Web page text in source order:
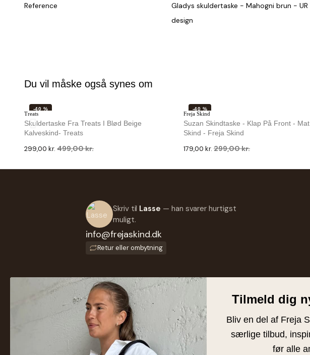
Reference
Gladys skuldertaske - Mahogni brun - UR
design
Du vil måske også synes om
Treats
Skuldertaske Fra Treats I Blød Beige
Kalveskind- Treats
299,00 kr. 499,00 kr.
-40 %
Freja Skind
Suzan Skindtaske - Klap På Front -
Skind - Freja Skind
179,00 kr. 299,00 kr.
-40 %
549,00 kr.
Skriv til Lasse — han svarer hurtigst
muligt.
info@frejaskind.dk
Retur eller ombytning
Familieejet læder- og skindbutik
fra Silkeborg. Hånd-plukket læder
af højeste kvalitet siden 1986.
Nyheder
Dame
Tilmeld dig
Bliv en del af Freja
særlige tilbud,
før alle